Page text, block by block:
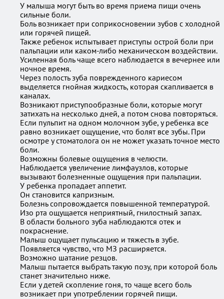
У малыша могут быть во время приема пищи очень
сильные боли.
Боль возникает при соприкосновении зубов с холодной
или горячей пищей.
Также ребенок испытывает приступы острой боли при
пальпации или каком-либо механическом воздействии.
Усиленная боль чаще всего наблюдается в вечернее или
ночное время.
Через полость зуба поврежденного кариесом
выделяется гнойная жидкость, которая скапливается в
каналах.
Возникают приступообразные боли, которые могут
затихать на несколько дней, а потом снова повторяться.
Если пульпит на одном молочном зубе, у ребенка все
равно возникает ощущение, что болят все зубы. При
осмотре у стоматолога он не может указать точное место
боли.
Возможны болевые ощущения в челюсти.
Наблюдается увеличение лимфаузлов, которые
вызывают болезненные ощущения при пальпации.
У ребенка пропадает аппетит.
Он становится капризным.
Болезнь сопровождается повышенной температурой.
Изо рта ощущается неприятный, гнилостный запах.
В области больного зуба наблюдаются отек и
покраснение.
Малыш ощущает пульсацию и тяжесть в зубе.
Появляется чувство, что МЗ расширяется.
Возможно шатание резцов.
Малыш пытается выбрать такую позу, при которой боль
станет значительно ниже.
Если у детей скопление гоня, то чаще всего боль
возникает при употреблении горячей пищи.